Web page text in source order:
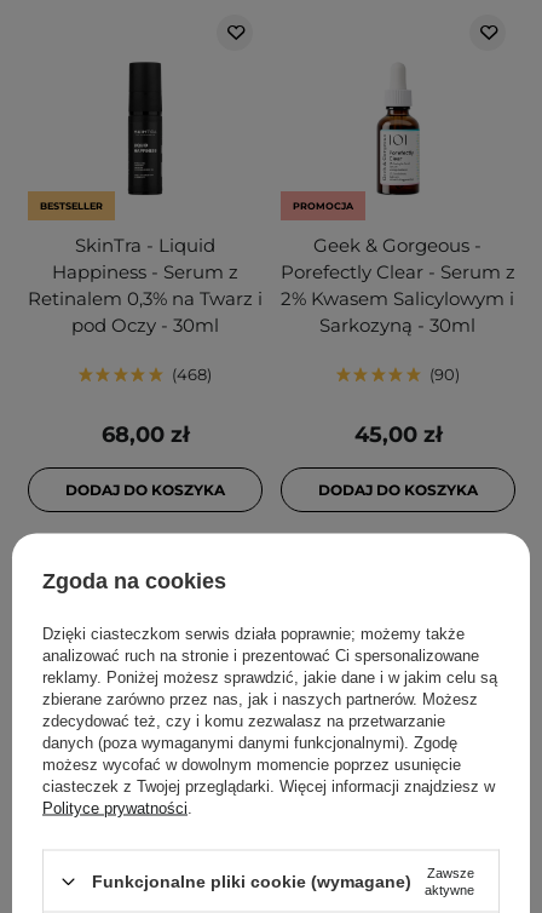
BESTSELLER
SkinTra - Liquid
Happiness - Serum z
Retinalem 0,3% na Twarz i
pod Oczy - 30ml
468
68,00 zł
DODAJ DO KOSZYKA
PROMOCJA
Geek & Gorgeous -
Porefectly Clear - Serum z
2% Kwasem Salicylowym i
Sarkozyną - 30ml
90
45,00 zł
DODAJ DO KOSZYKA
PROMOCJA BESTSELLER
SKIN1004 - Madagascar
Maska w Sztyfcie z Glinką
PROMOCJA
Pianka Myjąca do Twarzy
z Kwasem Salicylowym -
Zgoda na cookies
Dzięki ciasteczkom serwis działa poprawnie; możemy także
analizować ruch na stronie i prezentować Ci spersonalizowane
reklamy. Poniżej możesz sprawdzić, jakie dane i w jakim celu są
zbierane zarówno przez nas, jak i naszych partnerów. Możesz
zdecydować też, czy i komu zezwalasz na przetwarzanie
danych (poza wymaganymi danymi funkcjonalnymi). Zgodę
możesz wycofać w dowolnym momencie poprzez usunięcie
ciasteczek z Twojej przeglądarki. Więcej informacji znajdziesz w
Polityce prywatności
Funkcjonalne pliki cookie (wymagane)
Zawsze
aktywne